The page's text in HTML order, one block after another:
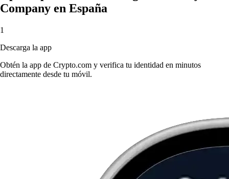
Company en España
1
Descarga la app
Obtén la app de Crypto.com y verifica tu identidad en minutos
directamente desde tu móvil.